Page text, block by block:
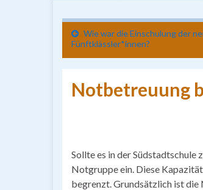
Wie war die Einschulung der
Fünftklässler*innen?
Notbetreuung
Sollte es in der Südstadtschule
Notgruppe ein. Diese
begrenzt. Grundsätzlich ist die